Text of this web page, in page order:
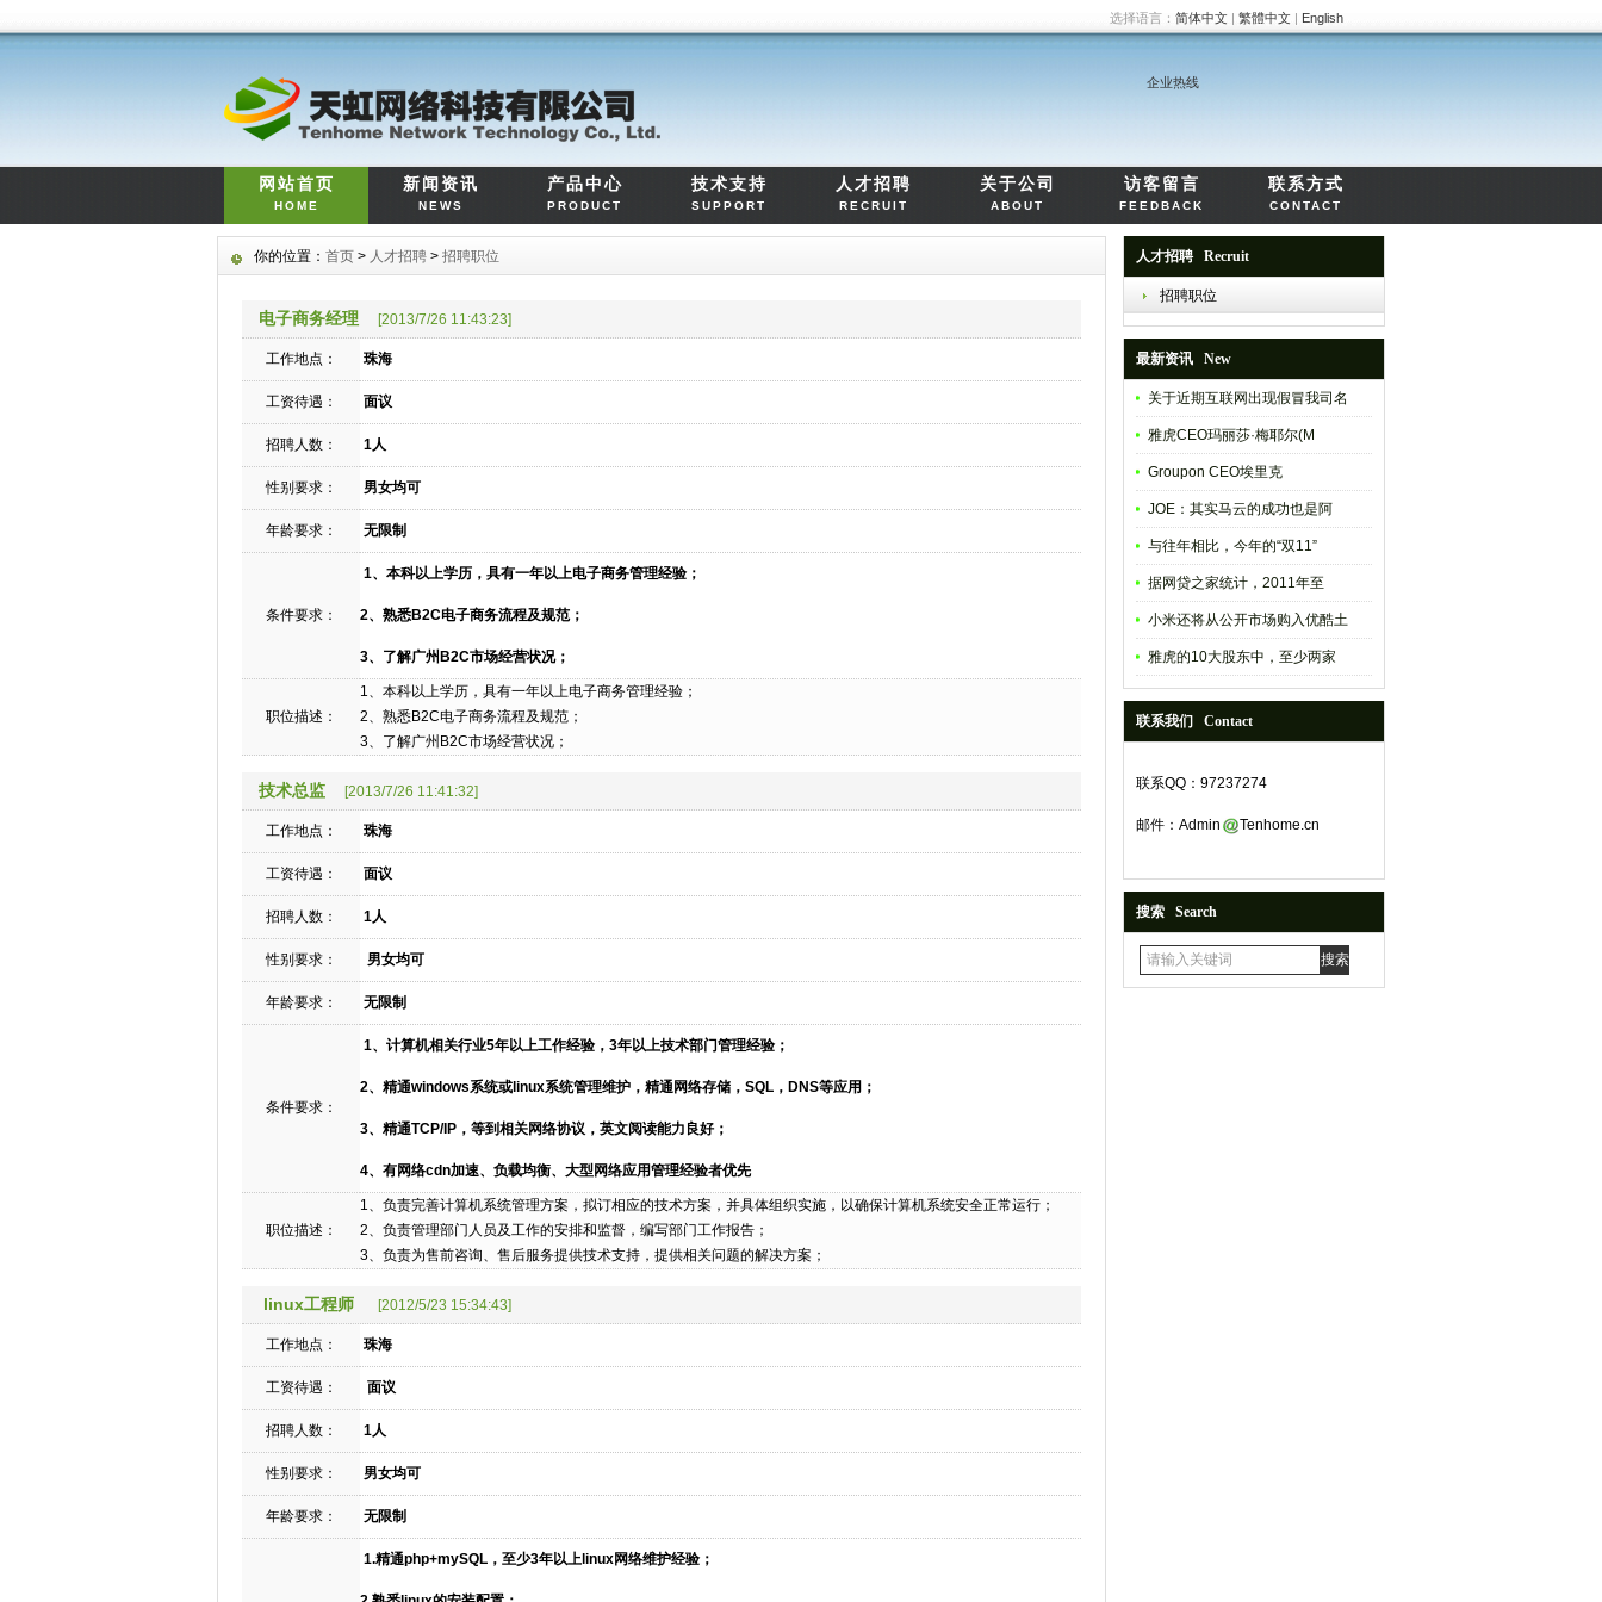
选择语言： 简体中文| 繁體中文| English
企业热线
网站首页
HOME
新闻资讯
NEWS
产品中心
PRODUCT
技术支持
SUPPORT
人才招聘
RECRUIT
关于公司
ABOUT
访客留言
FEEDBACK
联系方式
CONTACT
人才招聘 Recruit
招聘职位
最新资讯 New
关于近期互联网出现假冒我司名
雅虎CEO玛丽莎·梅耶尔(M
Groupon CEO埃里克
JOE：其实马云的成功也是阿
与往年相比，今年的“双11”
据网贷之家统计，2011年至
小米还将从公开市场购入优酷土
雅虎的10大股东中，至少两家
联系我们 Contact
联系QQ：97237274
邮件：Admin Tenhome.cn
搜索 Search
你的位置： 首页 > 人才招聘 > 招聘职位
电子商务经理 [2013/7/26 11:43:23]
工作地点： 珠海
工资待遇： 面议
招聘人数： 1人
性别要求： 男女均可
年龄要求： 无限制
条件要求：
1、本科以上学历，具有一年以上电子商务管理经验；
2、熟悉B2C电子商务流程及规范；
3、了解广州B2C市场经营状况；
职位描述：
1、本科以上学历，具有一年以上电子商务管理经验；
2、熟悉B2C电子商务流程及规范；
3、了解广州B2C市场经营状况；
技术总监 [2013/7/26 11:41:32]
工作地点： 珠海
工资待遇： 面议
招聘人数： 1人
性别要求： 男女均可
年龄要求： 无限制
条件要求：
1、计算机相关行业5年以上工作经验，3年以上技术部门管理经验；
2、精通windows系统或linux系统管理维护，精通网络存储，SQL，DNS等应用；
3、精通TCP/IP，等到相关网络协议，英文阅读能力良好；
4、有网络cdn加速、负载均衡、大型网络应用管理经验者优先
职位描述：
1、负责完善计算机系统管理方案，拟订相应的技术方案，并具体组织实施，以确保计算机系统安全正常运行；
2、负责管理部门人员及工作的安排和监督，编写部门工作报告；
3、负责为售前咨询、售后服务提供技术支持，提供相关问题的解决方案；
linux工程师 [2012/5/23 15:34:43]
工作地点： 珠海
工资待遇： 面议
招聘人数： 1人
性别要求： 男女均可
年龄要求： 无限制
1.精通php+mySQL，至少3年以上linux网络维护经验；